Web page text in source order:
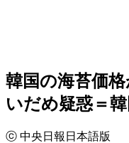
韓国の海苔価
いだめ疑惑＝
ⓒ 中央日報日本語版